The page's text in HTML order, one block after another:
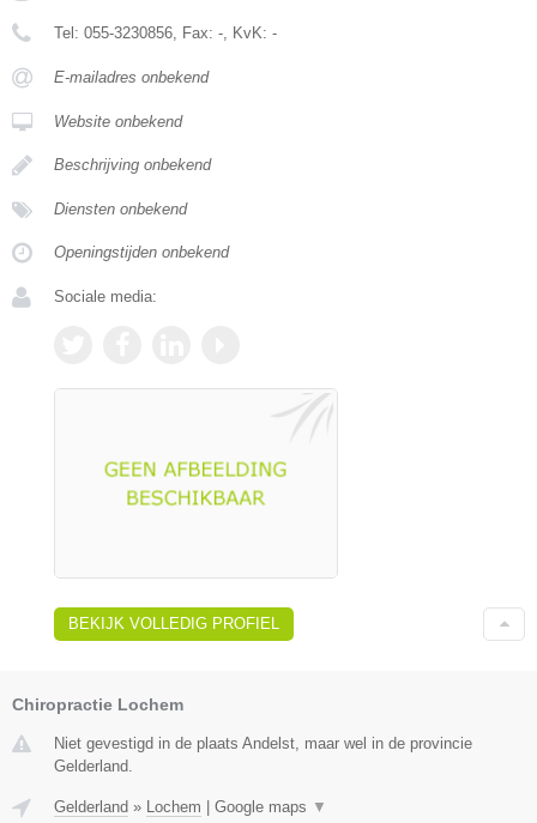
Tel: 055-3230856, Fax: -, KvK: -
E-mailadres onbekend
Website onbekend
Beschrijving onbekend
Diensten onbekend
Openingstijden onbekend
Sociale media:
BEKIJK VOLLEDIG PROFIEL
Chiropractie Lochem
Niet gevestigd in de plaats Andelst, maar wel in de provincie
Gelderland.
Gelderland » Lochem Google maps ▼